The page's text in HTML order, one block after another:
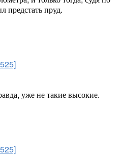
предстать пруд.
уже не такие высокие.